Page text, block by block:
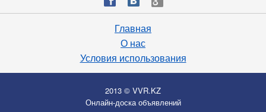
Главная
О нас
Условия использования
2013 © VVR.KZ
Онлайн-доска объявлений